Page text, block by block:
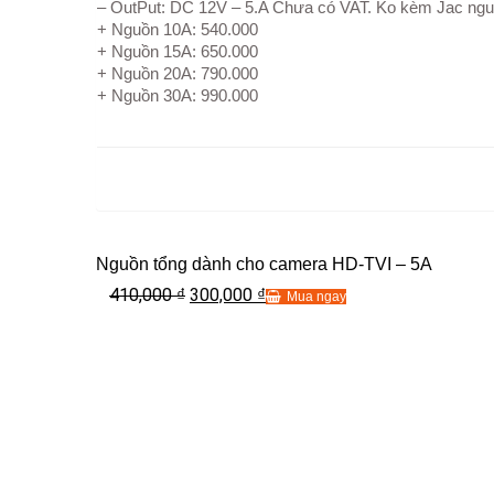
– OutPut: DC 12V – 5.A Chưa có VAT. Ko kèm Jac
+ Nguồn 10A: 540.000
+ Nguồn 15A: 650.000
+ Nguồn 20A: 790.000
+ Nguồn 30A: 990.000
Nguồn tổng dành cho camera HD-TVI – 5A
410,000₫ 300,000 ₫ Mua ngay